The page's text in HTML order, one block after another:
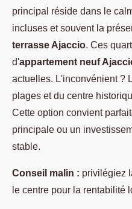
principal réside dans le
incluses et souvent la
terrasse Ajaccio. Ces
d'appartement neuf
actuelles. L'inconvénient ?
plages et du centre
Cette option convient
principale ou un
stable.
Conseil malin : privilégiez
le centre pour la rentabilité